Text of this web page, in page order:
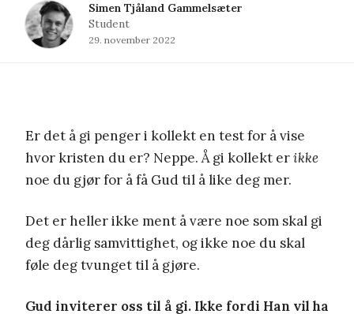
Simen Tjåland Gammelsæter
Student
29. november 2022
Er det å gi penger i kollekt en test for å vise
hvor kristen du er? Neppe. Å gi kollekt erikke
noe du gjør for å få Gud til å like deg mer.
Det er heller ikke ment å være noe som skal gi
deg dårlig samvittighet, og ikke noe du skal
føle deg tvunget til å gjøre.
Gud inviterer oss til å gi. Ikke fordi Han vil ha